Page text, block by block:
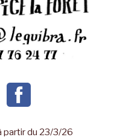
partir du 23/3/26